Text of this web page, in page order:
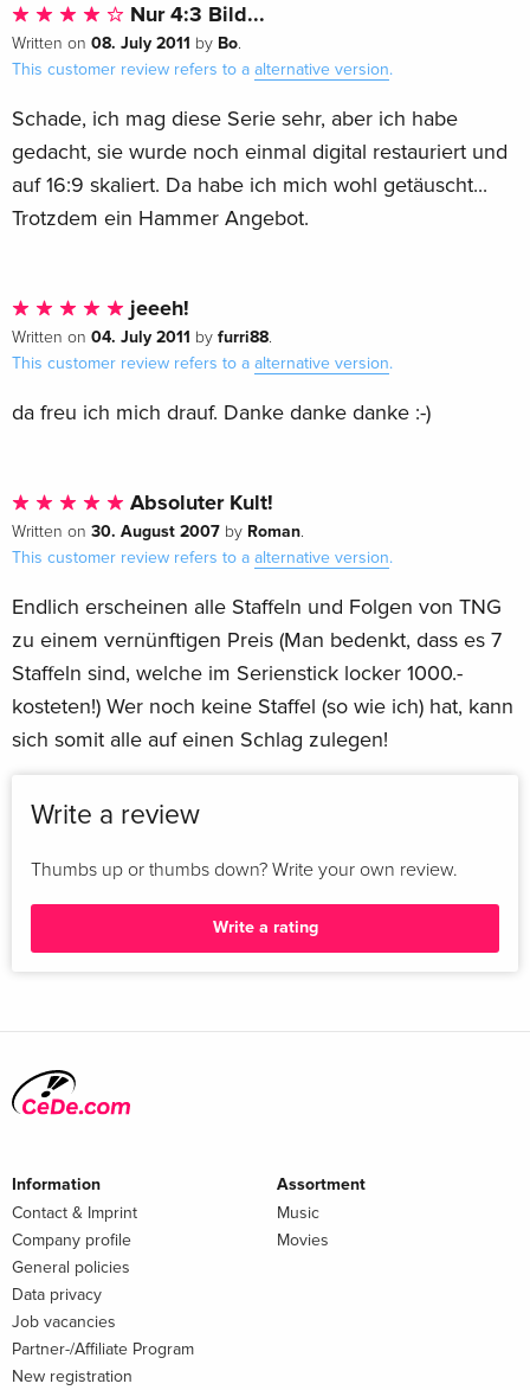
Nur 4:3 Bild...
Written on 08. July 2011 by Bo.
This customer review refers to a alternative version.
Schade, ich mag diese Serie sehr, aber ich habe
gedacht, sie wurde noch einmal digital restauriert und
auf 16:9 skaliert. Da habe ich mich wohl getäuscht...
Trotzdem ein Hammer Angebot.
jeeeh!
Written on 04. July 2011 by furri88.
This customer review refers to a alternative version.
da freu ich mich drauf. Danke danke danke :-)
Absoluter Kult!
Written on 30. August 2007 by Roman.
This customer review refers to a alternative version.
Endlich erscheinen alle Staffeln und Folgen von TNG
zu einem vernünftigen Preis (Man bedenkt, dass es 7
Staffeln sind, welche im Serienstick locker 1000.-
kosteten!) Wer noch keine Staffel (so wie ich) hat, kann
sich somit alle auf einen Schlag zulegen!
Write a review
Thumbs up or thumbs down? Write your own review.
Write a rating
Information
Contact & Imprint
Company profile
General policies
Data privacy
Job vacancies
Partner-/Affiliate Program
New registration
Assortment
Music
Movies